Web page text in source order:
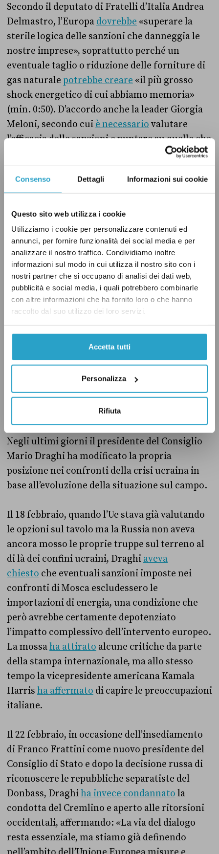
Consenso Dettagli Informazioni sui cookie
Questo sito web utilizza i cookie
Utilizziamo i cookie per personalizzare contenuti ed
annunci, per fornire funzionalità dei social media e per
analizzare il nostro traffico. Condividiamo inoltre
informazioni sul modo in cui utilizza il nostro sito con i
nostri partner che si occupano di analisi dei dati web,
pubblicità e social media, i quali potrebbero combinarle
con altre informazioni che ha fornito loro o che hanno
raccolto dal suo utilizzo dei loro servizi.
Accetta tutti
Personalizza
Rifiuta
Secondo il deputato di Fratelli d’Italia Andrea
Delmastro, l’Europa dovrebbe «superare la
sterile logica delle sanzioni che danneggia le
nostre imprese», soprattutto perché un
eventuale taglio o riduzione delle forniture di
gas naturale potrebbe creare «il più grosso
shock energetico di cui abbiamo memoria»
(min. 0:50). D’accordo anche la leader Giorgia
Meloni, secondo cui è necessario valutare
l’efficacia delle sanzioni e puntare su quelle che
«colpiscono il meno possibile l’economia».
Secondo Antonio Tajani, vicepresidente di
Forza Italia, le sanzioni alla Russia «sono
inevitabili» madevono essere
alle violazioni del diritto internazionale», e
serve comunque lavorare a una «soluzione
diplomatica» per evitare di compromettere
l’economia.
Con l’eccezionedi Forza Italia, le reazioni del
centrodestra sono arrivate dopo diverse ore
dall’entrata delle forze russe nel Donbass. Nei
giorni precedenti infatti sia Salvini che Meloni
hanno preferito concentrarsi su altre
tematiche, come i migranti
Negli ultimi giorni il presidente del Consiglio
Mario Draghi ha modificato la propria
posizione nei confronti della crisi ucraina in
base all’evoluzione della situazione sul campo.
Il 18 febbraio, quando l’Ue stava già valutando
le opzioni sul tavolo ma la Russia non aveva
ancora mosso le proprie truppe sul terreno al
di là dei confini ucraini, Draghi aveva
chiesto che eventuali sanzioni imposte nei
confronti di Mosca escludessero le
importazioni di energia, una condizione che
però avrebbe certamente depotenziato
l’impatto complessivo dell’intervento europeo.
La mossaha attirato alcune critiche da parte
della stampa internazionale, ma allo stesso
tempo la vicepresidente americana Kamala
Harris ha affermato di capire le preoccupazioni
italiane.
Il 22 febbraio, in occasione dell’insediamento
di Franco Frattini come nuovo presidente del
Consiglio di Stato e dopo la decisione russa di
riconoscere le repubbliche separatiste del
Donbass, Draghiha invece condannato la
condotta del Cremlino e aperto alle ritorsioni
occidentali, affermando: «La via del dialogo
resta essenziale, ma stiamo già definendo